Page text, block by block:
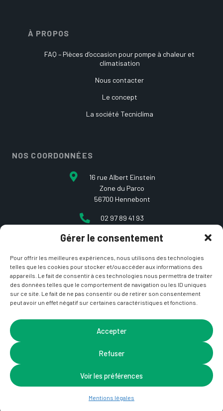
Gérer le consentement
Pour offrir les meilleures expériences, nous utilisons des technologies
telles que les cookies pour stocker et/ou accéder aux informations des
appareils. Le fait de consentir à ces technologies nous permettra de traiter
des données telles que le comportement de navigation ou les ID uniques
sur ce site. Le fait de ne pas consentir ou de retirer son consentement
peut avoir un effet négatif sur certaines caractéristiques et fonctions.
Accepter
Refuser
Voir les préférences
Mentions légales
À PROPOS
FAQ – Pièces d’occasion pour pompe à chaleur et
climatisation
Nous contacter
Le concept
La société Tecniclima
NOS COORDONNÉES
16 rue Albert Einstein
Zone du Parco
56700 Hennebont
02 97 89 41 93
contact@etcarepart.com
CGV– Site développé parLa Coquille Web– Design par
Nicotam